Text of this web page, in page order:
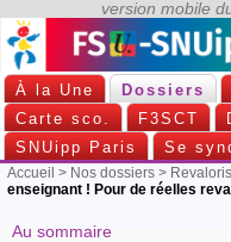
À la Une Dossiers
Carte sco.
F3SCT
SNUipp Paris
Se
Accueil > Nos dossiers >
enseignant ! Pour de réelles
Au sommaire